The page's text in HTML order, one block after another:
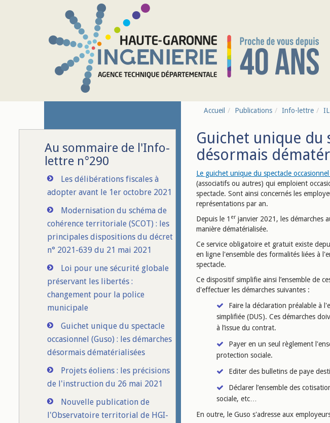
Au sommaire de l'Info-
lettre n°290
Les délibérations fiscales à
adopter avant le 1er octobre 2021
Modernisation du schéma de
cohérence territoriale (SCOT) : les
principales dispositions du décret
n° 2021-639 du 21 mai 2021
Loi pour une sécurité globale
préservant les libertés :
changement pour la police
municipale
Guichet unique du spectacle
occasionnel (Guso) : les démarches
désormais dématérialisées
Projets éoliens : les précisions
de l'instruction du 26 mai 2021
Nouvelle publication de
l'Observatoire territorial de HGI-
Accueil Publications Info-lettre
Guichet unique du
désormais
Le guichet unique du spectacle
(associatifs ou autres) qui emploient
spectacle. Sont ainsi concernés les
représentations par an.
Depuis le 1 er janvier 2021, les démarches
manière dématérialisée.
Ce service obligatoire et gratuit existe
en ligne l'ensemble des formalités liées à
spectacle.
Ce dispositif simplifie ainsi l’ensemble de
d'effectuer les démarches suivantes :
Faire la déclaration préalable à
simplifiée (DUS). Ces démarches
à l’issue du contrat.
Payer en un seul règlement
protection sociale.
Editer des bulletins de paye
Déclarer l’ensemble des
sociale, etc…
En outre, le Guso s'adresse aux